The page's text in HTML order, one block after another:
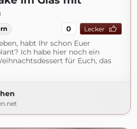
0 Lecker
habt Ihr schon Euer
Ich habe hier noch ein
für Euch, das